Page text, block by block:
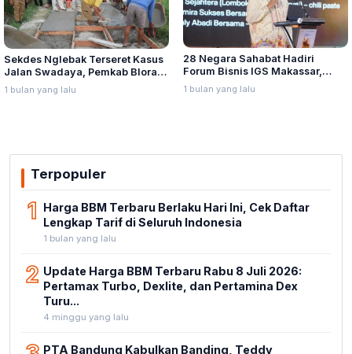
Sekdes Nglebak Terseret Kasus
Jalan Swadaya, Pemkab Blora
Sebut Pendampingan Hukum
Bukan Kewenangannya
1 bulan yang lalu
28 Negara Sahabat Hadiri
Forum Bisnis IGS Makassar,
Munafri Tawarkan Investasi
Stadion Untia
1 bulan yang lalu
Terpopuler
1 Harga BBM Terbaru Berlaku Hari Ini, Cek Daftar
Lengkap Tarif di Seluruh Indonesia
1 bulan yang lalu
2 Update Harga BBM Terbaru Rabu 8 Juli 2026:
Pertamax Turbo, Dexlite, dan Pertamina Dex
Turu...
4 minggu yang lalu
PTA Bandung Kabulkan Banding, Teddy